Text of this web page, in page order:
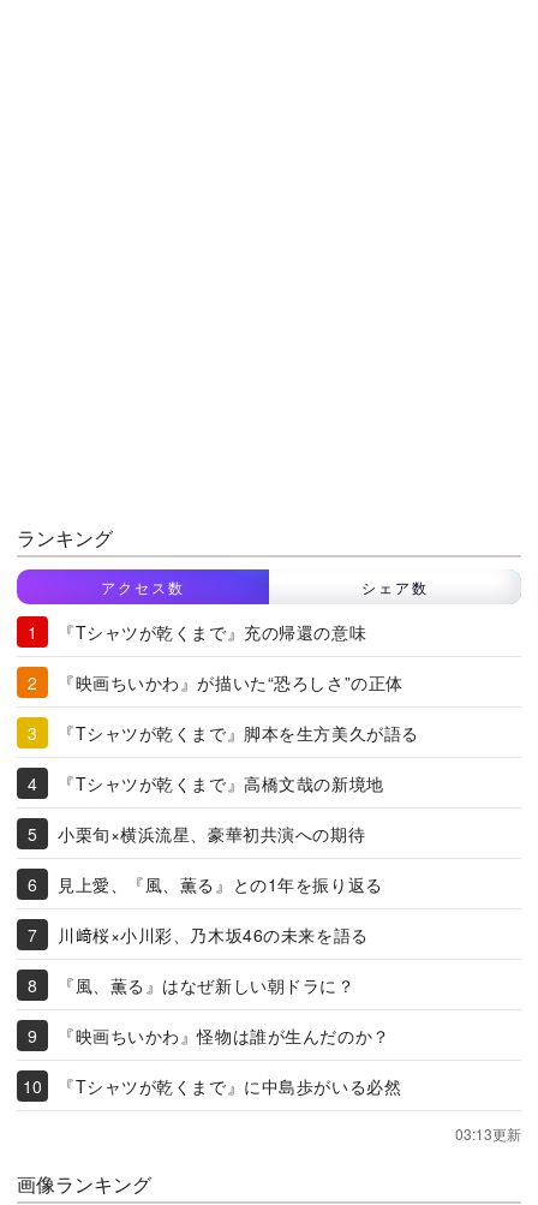
ランキング
アクセス数 シェア数
『Tシャツが乾くまで』充の帰還の意味
『映画ちいかわ』が描いた“恐ろしさ”の正体
『Tシャツが乾くまで』脚本を生方美久が語る
『Tシャツが乾くまで』高橋文哉の新境地
小栗旬×横浜流星、豪華初共演への期待
見上愛、『風、薫る』との1年を振り返る
川﨑桜×小川彩、乃木坂46の未来を語る
『風、薫る』はなぜ新しい朝ドラに？
『映画ちいかわ』怪物は誰が生んだのか？
『Tシャツが乾くまで』に中島歩がいる必然
03:13更新
画像ランキング